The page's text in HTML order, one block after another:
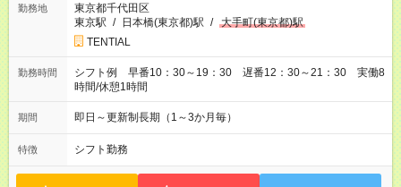
勤務地
東京都千代田区
東京駅 / 日本橋(東京都)駅 / 大手町(東京都)駅
TENTIAL
勤務時間
シフト例 早番10：30～19：30 遅番12：30～21：30 実働8
時間/休憩1時間
期間 即日～更新制長期（1～3か月毎）
特徴 シフト勤務